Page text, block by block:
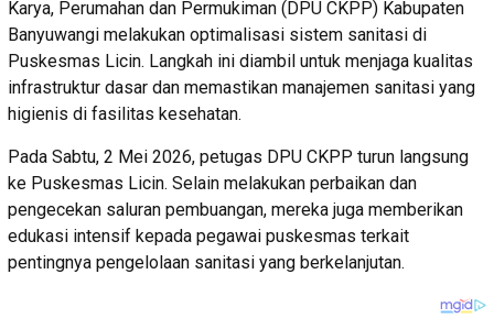
Karya, Perumahan dan Permukiman (DPU CKPP) Kabupaten
Banyuwangi melakukan optimalisasi sistem sanitasi di
Puskesmas Licin. Langkah ini diambil untuk menjaga kualitas
infrastruktur dasar dan memastikan manajemen sanitasi yang
higienis di fasilitas kesehatan.
Pada Sabtu, 2 Mei 2026, petugas DPU CKPP turun langsung
ke Puskesmas Licin. Selain melakukan perbaikan dan
pengecekan saluran pembuangan, mereka juga memberikan
edukasi intensif kepada pegawai puskesmas terkait
pentingnya pengelolaan sanitasi yang berkelanjutan.